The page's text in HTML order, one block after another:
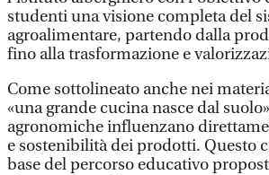
studenti una visione completa del
agroalimentare, partendo dalla
fino alla trasformazione e
Come sottolineato anche nei
«una grande cucina nasce dal
agronomiche influenzano
e sostenibilità dei prodotti. Questo
base del percorso educativo